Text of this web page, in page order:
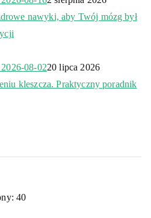
nawyki, aby Twój mózg był
08-0220 lipca 2026
kleszcza. Praktyczny poradnik
40